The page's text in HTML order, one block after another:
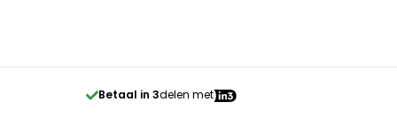
Betaal in 3delen met